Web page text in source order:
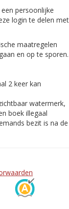
persoonlijke
login te delen met
maatregelen
en op te sporen.
2 keer kan
watermerk,
boek illegaal
bezit is na de